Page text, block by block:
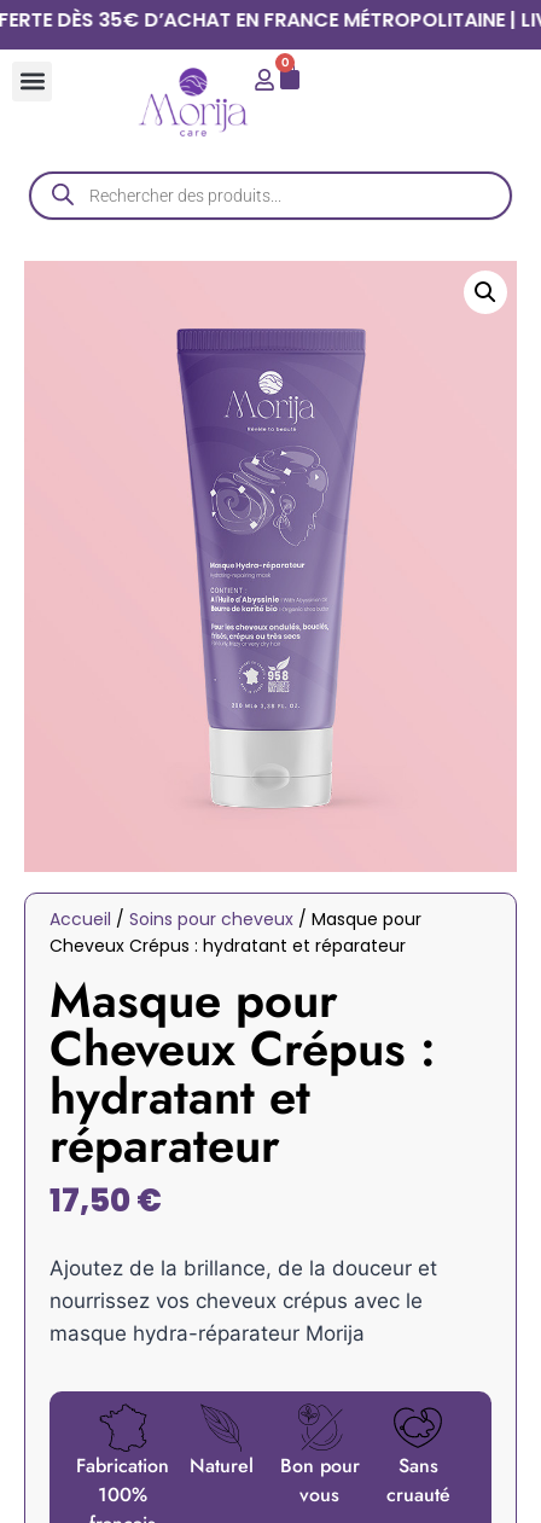
DÈS 35€ D’ACHAT EN FRANCE MÉTROPOLITAINE |
0
Accueil / Soins pour cheveux / Masque pour
Cheveux Crépus : hydratant et réparateur
Masque pour
Cheveux Crépus :
hydratant et
réparateur
17,50€
Ajoutez de la brillance, de la douceur et
nourrissez vos cheveux crépus avec le
masque hydra-réparateur Morija
Fabrication
100%
Naturel
Bon pour
vous
Sans
cruauté